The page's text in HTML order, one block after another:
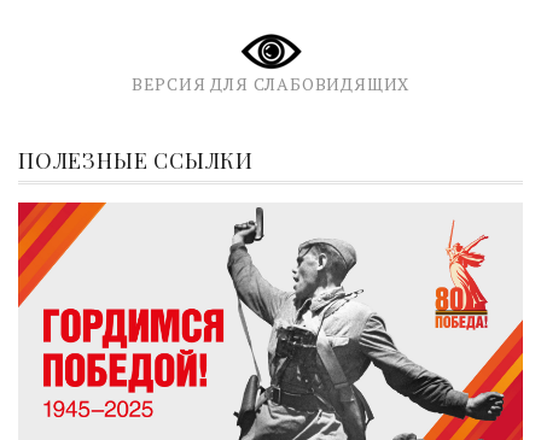
ВЕРСИЯ ДЛЯ СЛАБОВИДЯЩИХ
ПОЛЕЗНЫЕ ССЫЛКИ